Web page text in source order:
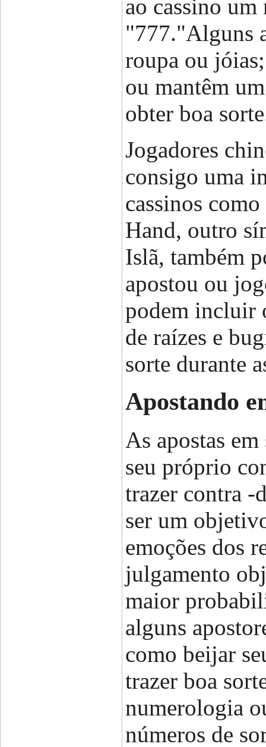
ao cassino
"777."Alguns
roupa ou
ou mantêm
obter boa
Jogadores
consigo uma
cassinos
Hand, outro
Islã, também
apostou ou
podem incluir
de raízes e
sorte durante
Apostando
As apostas
seu próprio
trazer contra -
ser um
emoções dos
julgamento
maior
alguns
como beijar
trazer boa
numerologia
números de